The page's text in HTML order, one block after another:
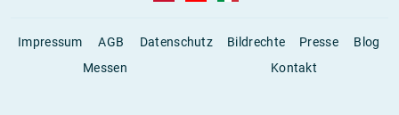
Impressum AGB Datenschutz Bildrechte Presse
Blog
Messen
Kontakt